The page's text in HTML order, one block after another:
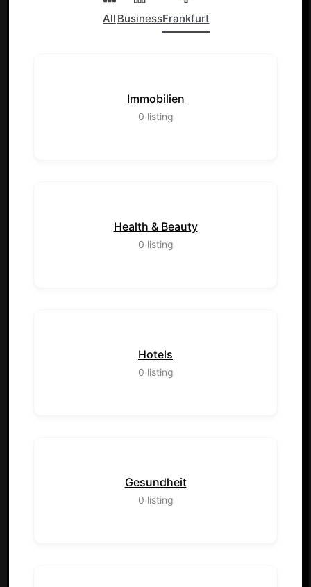
All BusinessFrankfurt
Immobilien
0 listing
Health & Beauty
0 listing
Hotels
0 listing
Gesundheit
0 listing